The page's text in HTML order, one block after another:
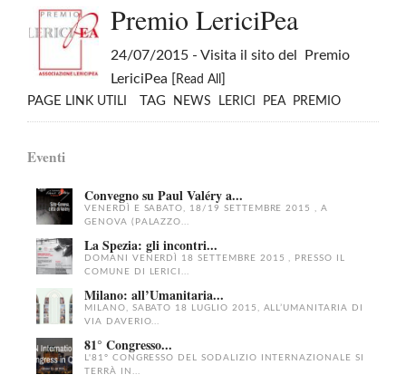
Premio LericiPea
24/07/2015 - Visita il sito del Premio
LericiPea [ Read All ]
PAGE LINK UTILI TAG NEWS LERICI PEA PREMIO
Eventi
Convegno su Paul Valéry a...
VENERDÌ E SABATO, 18/19 SETTEMBRE 2015 , A
GENOVA (PALAZZO...
La Spezia: gli incontri...
DOMANI VENERDÌ 18 SETTEMBRE 2015 , PRESSO IL
COMUNE DI LERICI...
Milano: all’Umanitaria...
MILANO, SABATO 18 LUGLIO 2015, ALL’UMANITARIA DI
VIA DAVERIO...
81° Congresso...
L'81° CONGRESSO DEL SODALIZIO INTERNAZIONALE SI
TERRÀ IN...